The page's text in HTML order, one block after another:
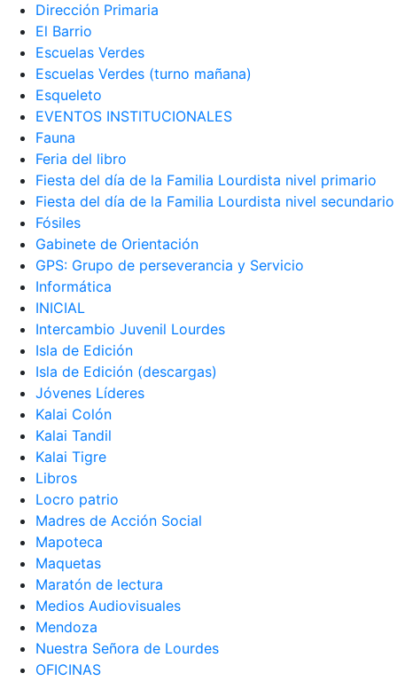
Dirección Primaria
El Barrio
Escuelas Verdes
Escuelas Verdes (turno mañana)
Esqueleto
EVENTOS INSTITUCIONALES
Fauna
Feria del libro
Fiesta del día de la Familia Lourdista nivel primario
Fiesta del día de la Familia Lourdista nivel secundario
Fósiles
Gabinete de Orientación
GPS: Grupo de perseverancia y Servicio
Informática
INICIAL
Intercambio Juvenil Lourdes
Isla de Edición
Isla de Edición (descargas)
Jóvenes Líderes
Kalai Colón
Kalai Tandil
Kalai Tigre
Libros
Locro patrio
Madres de Acción Social
Mapoteca
Maquetas
Maratón de lectura
Medios Audiovisuales
Mendoza
Nuestra Señora de Lourdes
OFICINAS